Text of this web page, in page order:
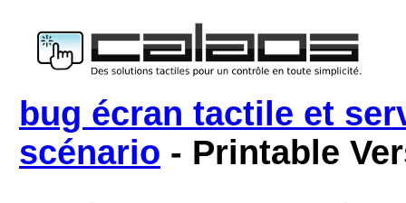
bug écran tactile et
scénario - Printable